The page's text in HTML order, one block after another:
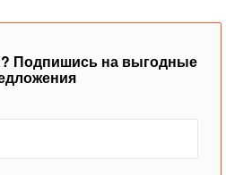
Подпишись на выгодные